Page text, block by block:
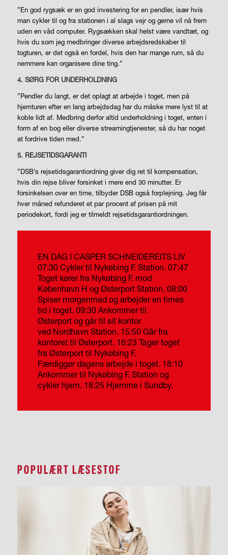
”En god rygsæk er en god investering for en pendler, især hvis
man cykler til og fra stationen i al slags vejr og gerne vil nå frem
uden en våd computer. Rygsækken skal helst være vandtæt, og
hvis du som jeg medbringer diverse arbejdsredskaber til
togturen, er det også en fordel, hvis den har mange rum, så du
nemmere kan organisere dine ting.”
4. SØRG FOR UNDERHOLDNING
”Pendler du langt, er det oplagt at arbejde i toget, men på
hjemturen efter en lang arbejdsdag har du måske mere lyst til at
koble lidt af. Medbring derfor altid underholdning i toget, enten i
form af en bog eller diverse streamingtjenester, så du har noget
at fordrive tiden med.”
5. REJSETIDSGARANTI
”DSB’s rejsetidsgarantiordning giver dig ret til kompensation,
hvis din rejse bliver forsinket i mere end 30 minutter. Er
forsinkelsen over en time, tilbyder DSB også forplejning. Jeg får
hver måned refunderet et par procent af prisen på mit
periodekort, fordi jeg er tilmeldt rejsetidsgarantiordningen.
EN DAG I CASPER SCHNEIDEREITS LIV
07:30 Cykler til Nykøbing F. Station. 07:47
Toget kører fra Nykøbing F. mod
København H og Østerport Station. 08:00
Spiser morgenmad og arbejder en times
tid i toget. 09:30 Ankommer til
Østerport og går til sit kontor
ved Nordhavn Station. 15:50 Går fra
kontoret til Østerport. 16:23 Tager toget
fra Østerport til Nykøbing F.
Færdiggør dagens arbejde i toget. 18:10
Ankommer til Nykøbing F. Station og
cykler hjem. 18:25 Hjemme i Sundby.
POPULÆRT LÆSESTOF